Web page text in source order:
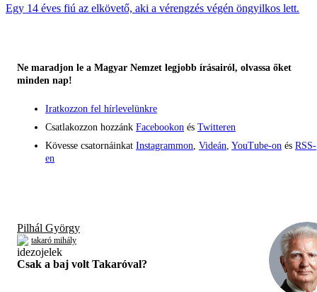
Egy 14 éves fiú az elkövető, aki a vérengzés végén öngyilkos lett.
Ne maradjon le a Magyar Nemzet legjobb írásairól, olvassa őket
minden nap!
Iratkozzon fel hírlevelünkre
Csatlakozzon hozzánk Facebookon és Twitteren
Kövesse csatornáinkat Instagrammon, Videán, YouTube-on és RSS-
en
Pilhál György
takaró mihály
Csak a baj volt Takaróval?